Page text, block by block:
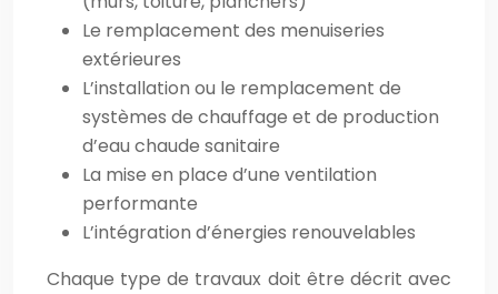
Le remplacement des menuiseries
extérieures
L’installation ou le remplacement de
systèmes de chauffage et de production
d’eau chaude sanitaire
La mise en place d’une ventilation
performante
L’intégration d’énergies renouvelables
Chaque type de travaux doit être décrit avec